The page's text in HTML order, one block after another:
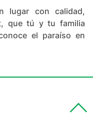
lugar con calidad,
que tú y tu familia
el paraíso en